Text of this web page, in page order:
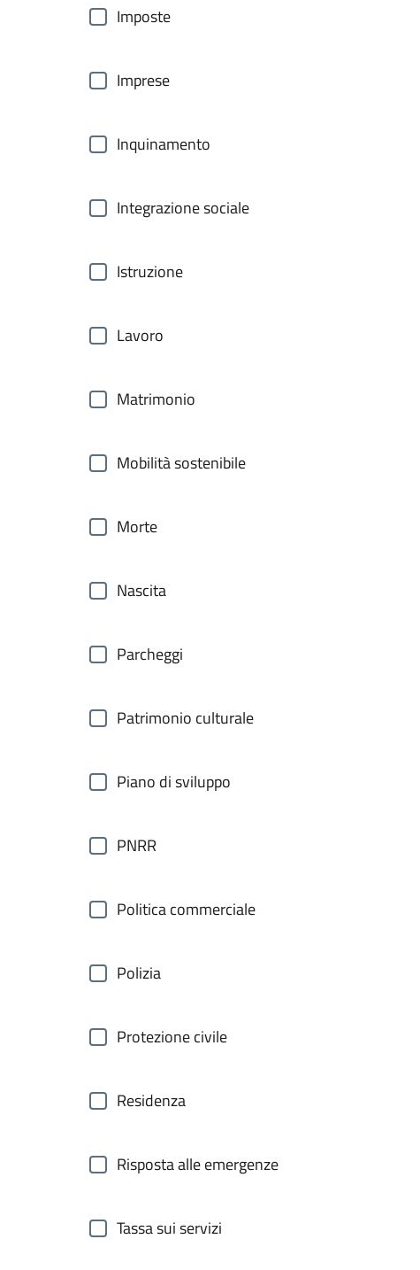
Imposte
Imprese
Inquinamento
Integrazione sociale
Istruzione
Lavoro
Matrimonio
Mobilità sostenibile
Morte
Nascita
Parcheggi
Patrimonio culturale
Piano di sviluppo
PNRR
Politica commerciale
Polizia
Protezione civile
Residenza
Risposta alle emergenze
Tassa sui servizi